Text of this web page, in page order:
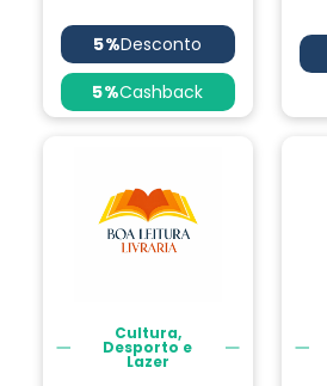
5%Desconto
5%Cashback
Cultura,
Desporto e
Lazer